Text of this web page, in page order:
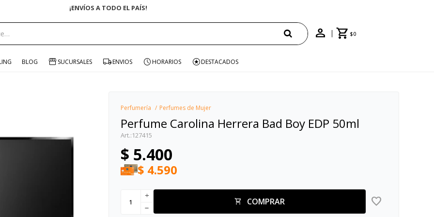
¡ENVÍOS A TODO EL PAÍS!
$0
BLOG SUCURSALES ENVIOS HORARIOS DESTACADOS
Perfumería Perfumes de Mujer
Perfume Carolina Herrera Bad Boy EDP 50ml
127415
$ 5.400
$ 4.590
COMPRAR
add
remove